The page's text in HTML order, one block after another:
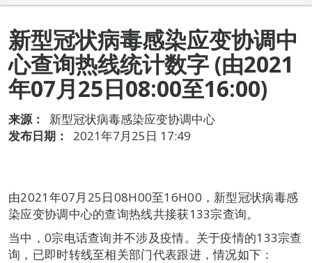
新型冠状病毒感染应变协调中
心查询热线统计数字 (由2021
年07月25日08:00至16:00)
来源：
新型冠状病毒感染应变协调中心
发布日期：
2021年7月25日 17:49
由2021年07月25日08H00至16H00，新型冠状病毒感
染应变协调中心的查询热线共接获133宗查询。
当中，0宗电话查询并不涉及疫情。关于疫情的133宗查
询，已即时转线至相关部门代表跟进，情况如下：